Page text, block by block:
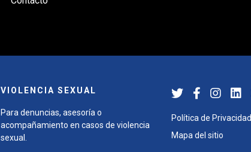
VIOLENCIA SEXUAL
Para denuncias, asesoría o
acompañamiento en casos de violencia
sexual.
Política de Privacidad
Mapa del sitio